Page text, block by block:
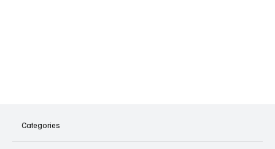
Categories